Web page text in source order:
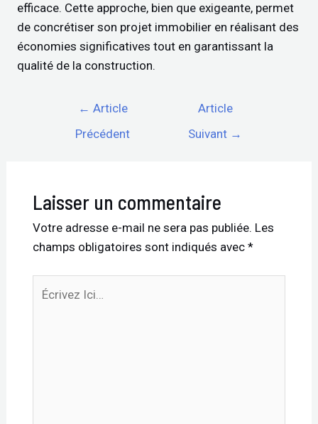
efficace. Cette approche, bien que exigeante, permet
de concrétiser son projet immobilier en réalisant des
économies significatives tout en garantissant la
qualité de la construction.
← Article
Précédent
Article
Suivant →
Laisser un commentaire
Votre adresse e-mail ne sera pas publiée. Les
champs obligatoires sont indiqués avec *
Ici…